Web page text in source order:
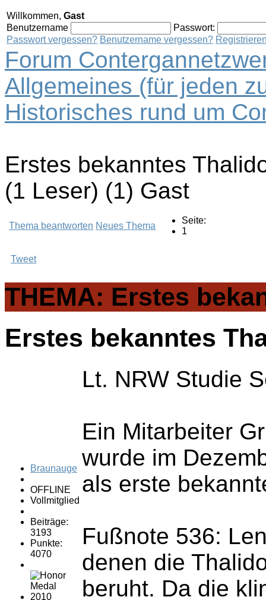
Willkommen, Gast
Benutzername
Passwort:
Passwort vergessen? Benutzername vergessen?
Forum
Allgemeines (für jeden
Historisches rund um
Erstes bekanntes
(1 Leser) (1) Gast
Thema beantworten Neues Thema
Seite:
1
Tweet
THEMA: Erstes
Erstes bekanntes
Braunauge
OFFLINE
Vollmitglied
Beiträge:
3193
Punkte:
4070
Lt. NRW Studie
Ein Mitarbeiter
wurde im
als erste
Fußnote 536:
denen die
beruht. Da die